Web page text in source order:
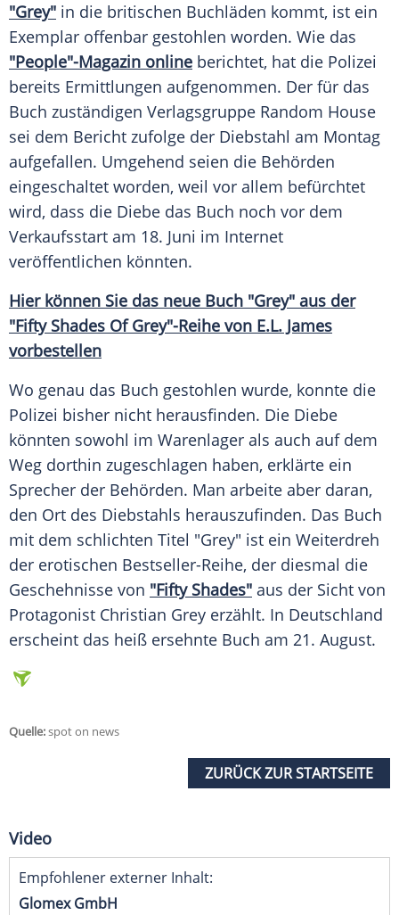
"Grey" in die britischen Buchläden kommt, ist ein
Exemplar offenbar gestohlen worden. Wie das
"People"-Magazin online berichtet, hat die Polizei
bereits Ermittlungen aufgenommen. Der für das
Buch zuständigen Verlagsgruppe Random House
sei dem Bericht zufolge der Diebstahl am Montag
aufgefallen. Umgehend seien die Behörden
eingeschaltet worden, weil vor allem befürchtet
wird, dass die Diebe das Buch noch vor dem
Verkaufsstart am 18. Juni im Internet
veröffentlichen könnten.
Hier können Sie das neue Buch "Grey" aus der
"Fifty Shades Of Grey"-Reihe von E.L. James
vorbestellen
Wo genau das Buch gestohlen wurde, konnte die
Polizei bisher nicht herausfinden. Die Diebe
könnten sowohl im Warenlager als auch auf dem
Weg dorthin zugeschlagen haben, erklärte ein
Sprecher der Behörden. Man arbeite aber daran,
den Ort des Diebstahls herauszufinden. Das Buch
mit dem schlichten Titel "Grey" ist ein Weiterdreh
der erotischen Bestseller-Reihe, der diesmal die
Geschehnisse von "Fifty Shades" aus der Sicht von
Protagonist Christian Grey erzählt. In Deutschland
erscheint das heiß ersehnte Buch am 21. August.
Quelle:spot on news
ZURÜCK ZUR STARTSEITE
Video
Empfohlener externer Inhalt:
Glomex GmbH